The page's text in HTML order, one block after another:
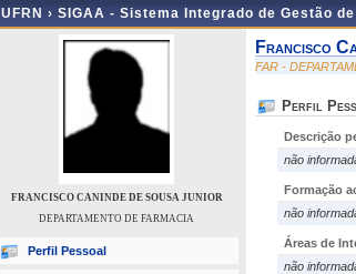
UFRN › SIGAA - Sistema Integrado de Gestão
FRANCISCO CANINDE DE SOUSA JUNIOR
DEPARTAMENTO DE FARMACIA
Perfil Pessoal
Francisco
FAR -
Perfil
Descrição
não
Formação
não
Áreas de
não